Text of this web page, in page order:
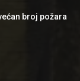
broj požara